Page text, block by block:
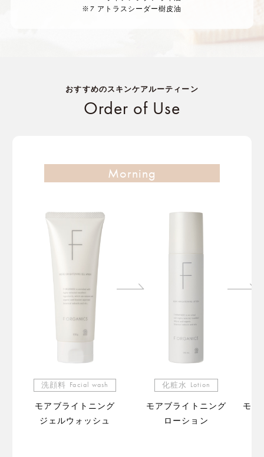
※7 アトラスシーダー樹皮油
おすすめのスキンケアルーティーン
Order of Use
Morning
洗顔料 Facial wash
モアブライトニング
ジェルウォッシュ
化粧水 Lotion
モアブライトニング
ローション
モア